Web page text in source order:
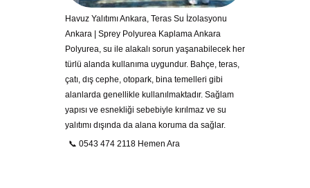
Havuz Yalıtımı Ankara, Teras Su İzolasyonu
Ankara | Sprey Polyurea Kaplama Ankara
Polyurea, su ile alakalı sorun yaşanabilecek her
türlü alanda kullanıma uygundur. Bahçe, teras,
çatı, dış cephe, otopark, bina temelleri gibi
alanlarda genellikle kullanılmaktadır. Sağlam
yapısı ve esnekliği sebebiyle kırılmaz ve su
yalıtımı dışında da alana koruma da sağlar.
📞 0543 474 2118 Hemen Ara